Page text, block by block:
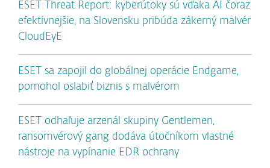
ESET Threat Report: kyberútoky sú vďaka AI čoraz
efektívnejšie, na Slovensku pribúda zákerný malvér
CloudEyE
ESET sa zapojil do globálnej operácie Endgame,
pomohol oslabiť biznis s malvérom
ESET odhaľuje arzenál skupiny Gentlemen,
ransomvérový gang dodáva útočníkom vlastné
nástroje na vypínanie EDR ochrany